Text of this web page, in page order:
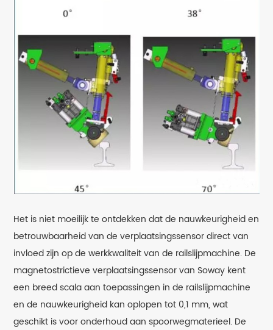
Het is niet moeilijk te ontdekken dat de nauwkeurigheid en
betrouwbaarheid van de verplaatsingssensor direct van
invloed zijn op de werkkwaliteit van de railslijpmachine. De
magnetostrictieve verplaatsingssensor van Soway kent
een breed scala aan toepassingen in de railslijpmachine
en de nauwkeurigheid kan oplopen tot 0,1 mm, wat
geschikt is voor onderhoud aan spoorwegmaterieel. De